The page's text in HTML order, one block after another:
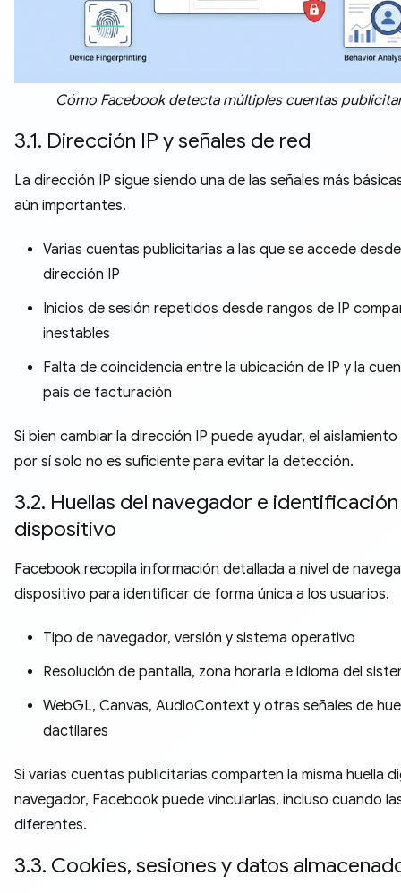
Cómo Facebook detecta múltiples cuentas
3.1. Dirección IP y señales de red
La dirección IP sigue siendo una de las señales más
aún importantes.
Varias cuentas publicitarias a las que se accede
dirección IP
Inicios de sesión repetidos desde rangos de IP
inestables
Falta de coincidencia entre la ubicación de IP y la
país de facturación
Si bien cambiar la dirección IP puede ayudar, el aislamiento
por sí solo no es suficiente para evitar la detección.
3.2. Huellas del navegador e
dispositivo
Facebook recopila información detallada a nivel de
dispositivo para identificar de forma única a los usuarios.
Tipo de navegador, versión y sistema operativo
Resolución de pantalla, zona horaria e idioma del
WebGL, Canvas, AudioContext y otras señales de
dactilares
Si varias cuentas publicitarias comparten la misma huella
navegador, Facebook puede vincularlas, incluso cuando
diferentes.
3.3. Cookies, sesiones y datos